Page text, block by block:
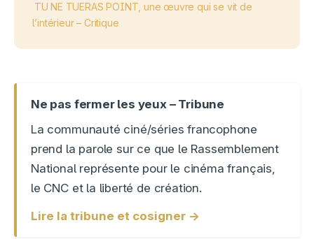
TU NE TUERAS POINT, une œuvre qui se vit de
l’intérieur – Critique
Ne pas fermer les yeux – Tribune
La communauté ciné/séries francophone
prend la parole sur ce que le Rassemblement
National représente pour le cinéma français,
le CNC et la liberté de création.
Lire la tribune et cosigner →